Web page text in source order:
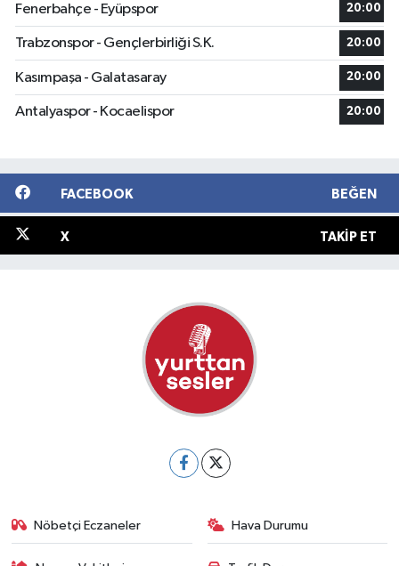
Fenerbahçe - Eyüpspor 20:00
Trabzonspor - Gençlerbirliği S.K. 20:00
Kasımpaşa - Galatasaray 20:00
Antalyaspor - Kocaelispor 20:00
FACEBOOK BEĞEN
X TAKIP ET
Nöbetçi Eczaneler Hava Durumu